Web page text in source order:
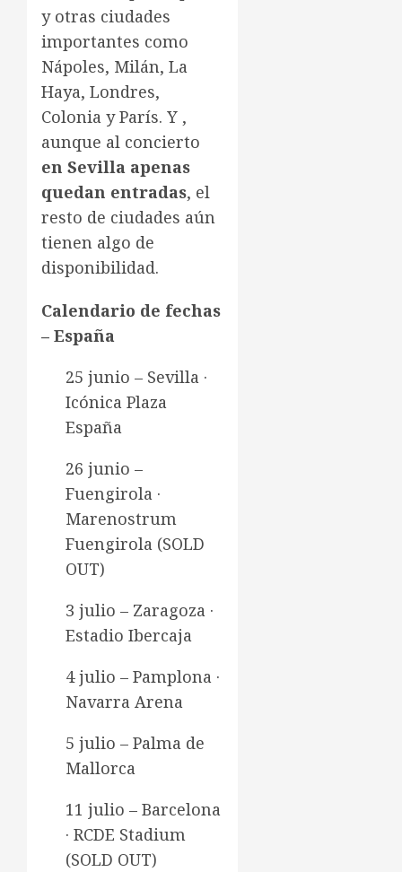
y otras ciudades
importantes como
Nápoles, Milán, La
Haya, Londres,
Colonia y París. Y ,
aunque al concierto
en Sevilla apenas
quedan entradas, el
resto de ciudades aún
tienen algo de
disponibilidad.
Calendario de fechas
– España
25 junio – Sevilla ·
Icónica Plaza
España
26 junio –
Fuengirola ·
Marenostrum
Fuengirola (SOLD
OUT)
3 julio – Zaragoza ·
Estadio Ibercaja
4 julio – Pamplona ·
Navarra Arena
5 julio – Palma de
Mallorca
11 julio – Barcelona
· RCDE Stadium
(SOLD OUT)